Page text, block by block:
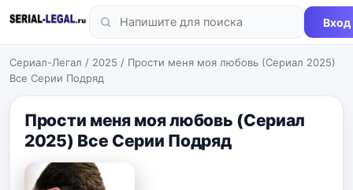
Вход
Сериал-Легал / 2025 / Прости меня моя любовь (Сериал 2025)
Все Серии Подряд
Прости меня моя любовь (Сериал
2025) Все Серии Подряд